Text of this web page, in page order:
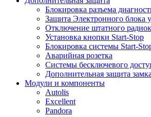
Блокировка разъема
Защита Электронного блока
Отключение штатного
Установка кнопки Start-Stop
Блокировка системы Start-
Аварийная розетка
Системы бесключевого
Дополнительная защита
Модули и компоненты
Autolis
Excellent
Pandora